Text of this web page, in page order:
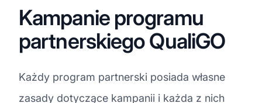
Kampanie programu
partnerskiego QualiGO
Każdy program partnerski posiada własne
zasady dotyczące kampanii i każda z nich